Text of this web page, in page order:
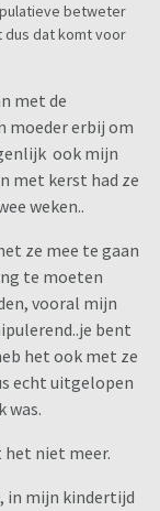
betweter
dus dat komt voor
met de
moeder erbij om
ook mijn
met kerst had ze
weken..
ze mee te gaan
te moeten
vooral mijn
bent
het ook met ze
echt uitgelopen
was.
niet meer.
in mijn kindertijd